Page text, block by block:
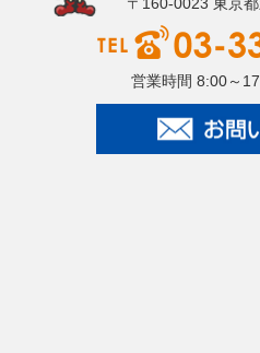
営業時間 8:00～